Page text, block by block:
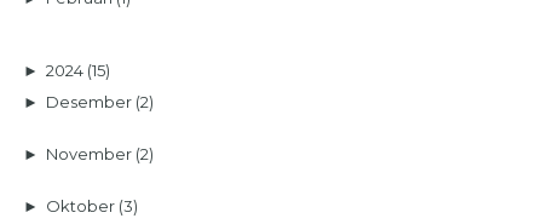
►2024 (15)
► Desember (2)
► November (2)
► Oktober (3)